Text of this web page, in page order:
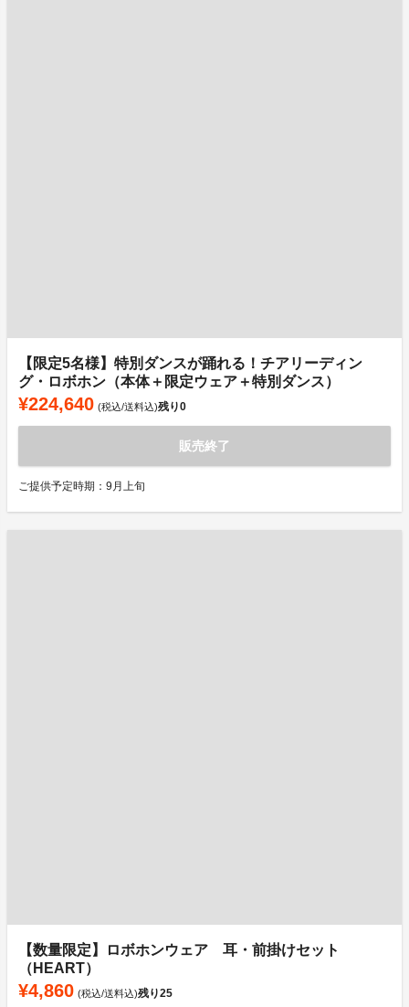
【限定5名様】特別ダンスが踊れる！チアリーディン
グ・ロボホン（本体＋限定ウェア＋特別ダンス）
¥224,640 (税込/送料込)残り0
販売終了
ご提供予定時期：9月上旬
【数量限定】ロボホンウェア 耳・前掛けセット
（HEART）
¥4,860 (税込/送料込)残り25